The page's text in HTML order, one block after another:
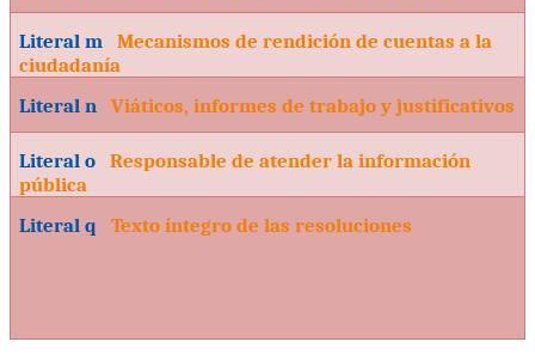
Literal m Mecanismos de rendición de cuentas a la
ciudadanía
Literal n Viáticos, informes de trabajo y justificativos
Literal o Responsable de atender la información
pública
Literal q
Texto íntegro de las resoluciones